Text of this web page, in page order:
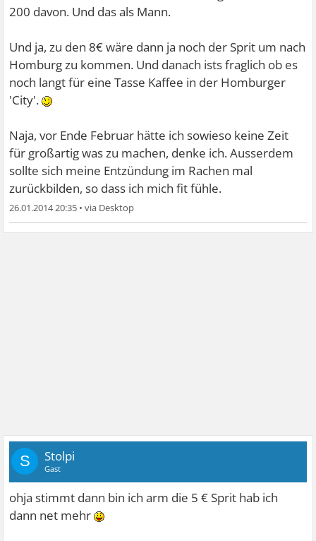
200 davon. Und das als Mann.
Und ja, zu den 8€ wäre dann ja noch der Sprit um nach
Homburg zu kommen. Und danach ists fraglich ob es
noch langt für eine Tasse Kaffee in der Homburger
'City'.
Naja, vor Ende Februar hätte ich sowieso keine Zeit
für großartig was zu machen, denke ich. Ausserdem
sollte sich meine Entzündung im Rachen mal
zurückbilden, so dass ich mich fit fühle.
26.01.2014 20:35 •
S Stolpi
Gast
ohja stimmt dann bin ich arm die 5 € Sprit hab ich
dann net mehr